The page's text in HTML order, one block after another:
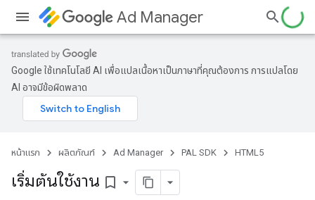
Ad Manager
Google ใช้เทคโนโลยี AI เพื่อแปลเนื้อหาเป็นภาษาที่คุณต้องการ การแปลโดย
AI อาจมีข้อผิดพลาด
หน้าแรก ผลิตภัณฑ์ Ad Manager PAL SDK HTML5
เริ่มต้นใช้งาน bookmark_border